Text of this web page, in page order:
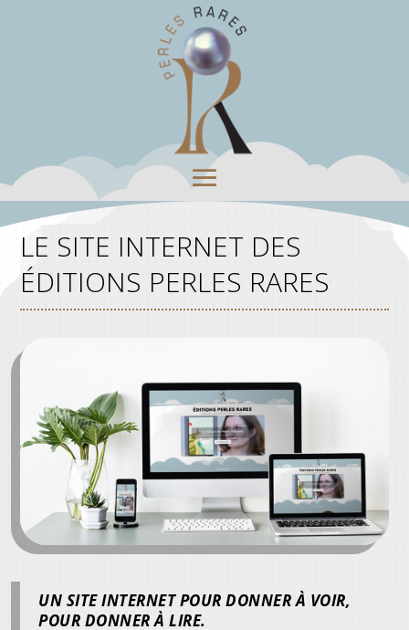
LE SITE INTERNET DES
ÉDITIONS PERLES RARES
UN SITE INTERNET POUR DONNER À VOIR,
POUR DONNER À LIRE.